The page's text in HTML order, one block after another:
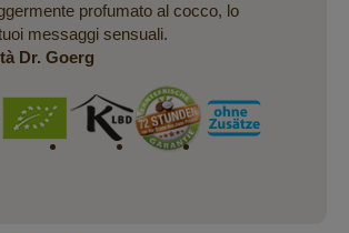
profumato al cocco, lo
messaggi sensuali.
Dr. Goerg